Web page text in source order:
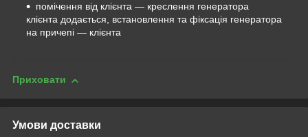
помічення від клієнта — креслення генератора
клієнта додається, встановлення та фіксація генератора
на причепі — клієнта
Приховати
Умови доставки